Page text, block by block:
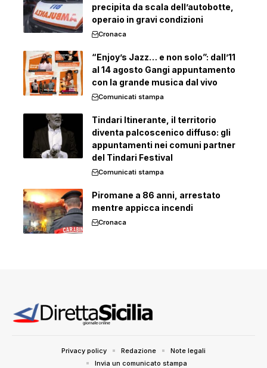
precipita da scala dell’autobotte,
operaio in gravi condizioni
Cronaca
“Enjoy’s Jazz… e non solo”: dall’11
al 14 agosto Gangi appuntamento
con la grande musica dal vivo
Comunicati stampa
Tindari Itinerante, il territorio
diventa palcoscenico diffuso: gli
appuntamenti nei comuni partner
del Tindari Festival
Comunicati stampa
Piromane a 86 anni, arrestato
mentre appicca incendi
Cronaca
Privacy policy Redazione
Note legali
Invia un comunicato stampa